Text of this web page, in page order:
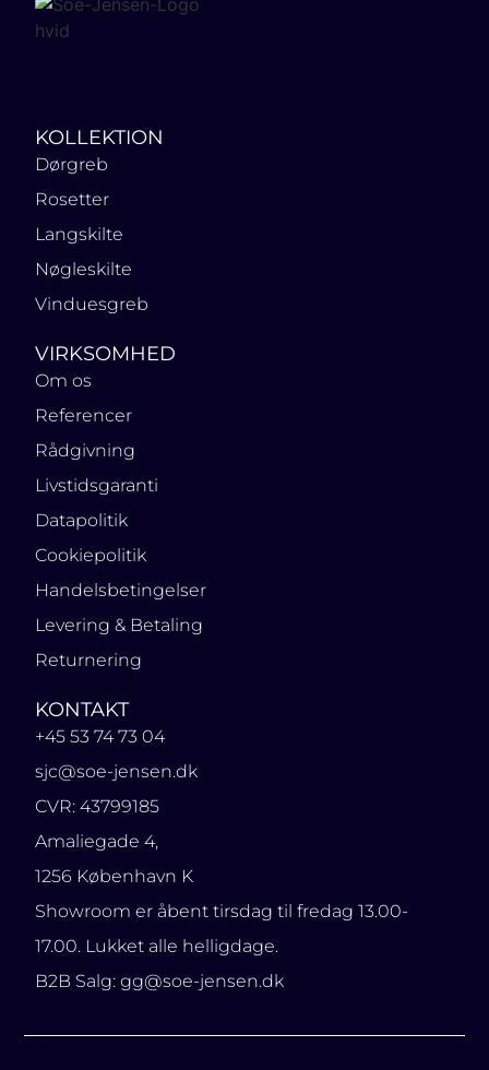
KOLLEKTION
Dørgreb
Rosetter
Langskilte
Nøgleskilte
Vinduesgreb
VIRKSOMHED
Om os
Referencer
Rådgivning
Livstidsgaranti
Datapolitik
Cookiepolitik
Handelsbetingelser
Levering & Betaling
Returnering
KONTAKT
+45 53 74 73 04
sjc@soe-jensen.dk
CVR: 43799185
Amaliegade 4,
1256 København K
Showroom er åbent tirsdag til fredag 13.00-
17.00. Lukket alle helligdage.
B2B Salg: gg@soe-jensen.dk